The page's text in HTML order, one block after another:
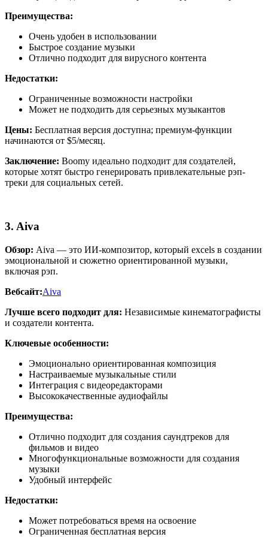
Преимущества:
Очень удобен в использовании
Быстрое создание музыки
Отлично подходит для вирусного контента
Недостатки:
Ограниченные возможности настройки
Может не подходить для серьезных музыкантов
Цены: Бесплатная версия доступна; премиум-функции
начинаются от $5/месяц.
Заключение: Boomy идеально подходит для создателей,
которые хотят быстро генерировать привлекательные рэп-
треки для социальных сетей.
3. Aiva
Обзор: Aiva — это ИИ-композитор, который excels в создании
эмоциональной и сюжетно ориентированной музыки,
включая рэп.
Вебсайт:Aiva
Лучше всего подходит для: Независимые кинематографисты
и создатели контента.
Ключевые особенности:
Эмоционально ориентированная композиция
Настраиваемые музыкальные стили
Интеграция с видеоредакторами
Высококачественные аудиофайлы
Преимущества:
Отлично подходит для создания саундтреков для
фильмов и видео
Многофункциональные возможности для создания
музыки
Удобный интерфейс
Недостатки:
Может потребоваться время на освоение
Ограниченная бесплатная версия